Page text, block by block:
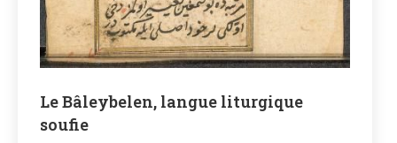
Le Bâleybelen, langue liturgique
soufie